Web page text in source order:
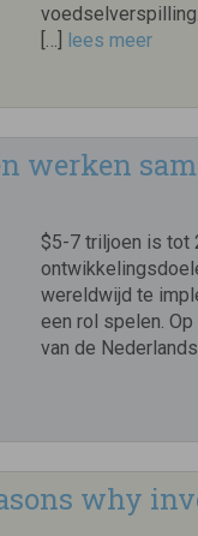
[…] lees meer
werken
$5-7 triljoen is tot
wereldwijd te
een rol spelen.
van de
why